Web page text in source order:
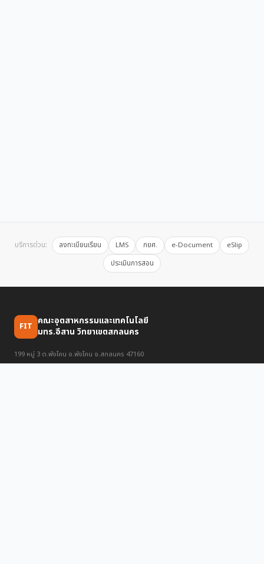
บริการด่วน: ลงทะเบียนเรียน LMS กยศ. e-Document
eSlip
ประเมินการสอน
FIT คณะอุตสาหกรรมและเทคโนโลยี
มทร.อีสาน วิทยาเขตสกลนคร
199 หมู่ 3 ต.พังโคน อ.พังโคน จ.สกลนคร 47160